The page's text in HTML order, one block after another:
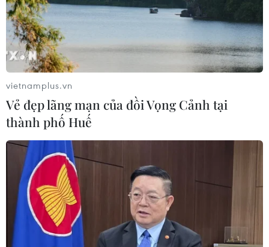
vietnamplus.vn
Vẻ đẹp lãng mạn của đồi Vọng Cảnh tại
thành phố Huế